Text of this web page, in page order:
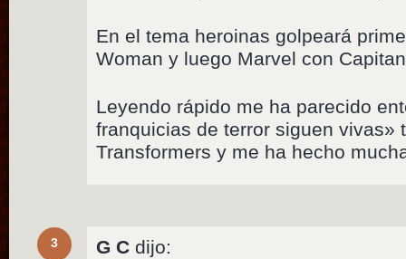
En el tema heroinas golpeará
Woman y luego Marvel con
Leyendo rápido me ha parecido
franquicias de terror siguen vivas»
Transformers y me ha hecho
3 G C dijo: